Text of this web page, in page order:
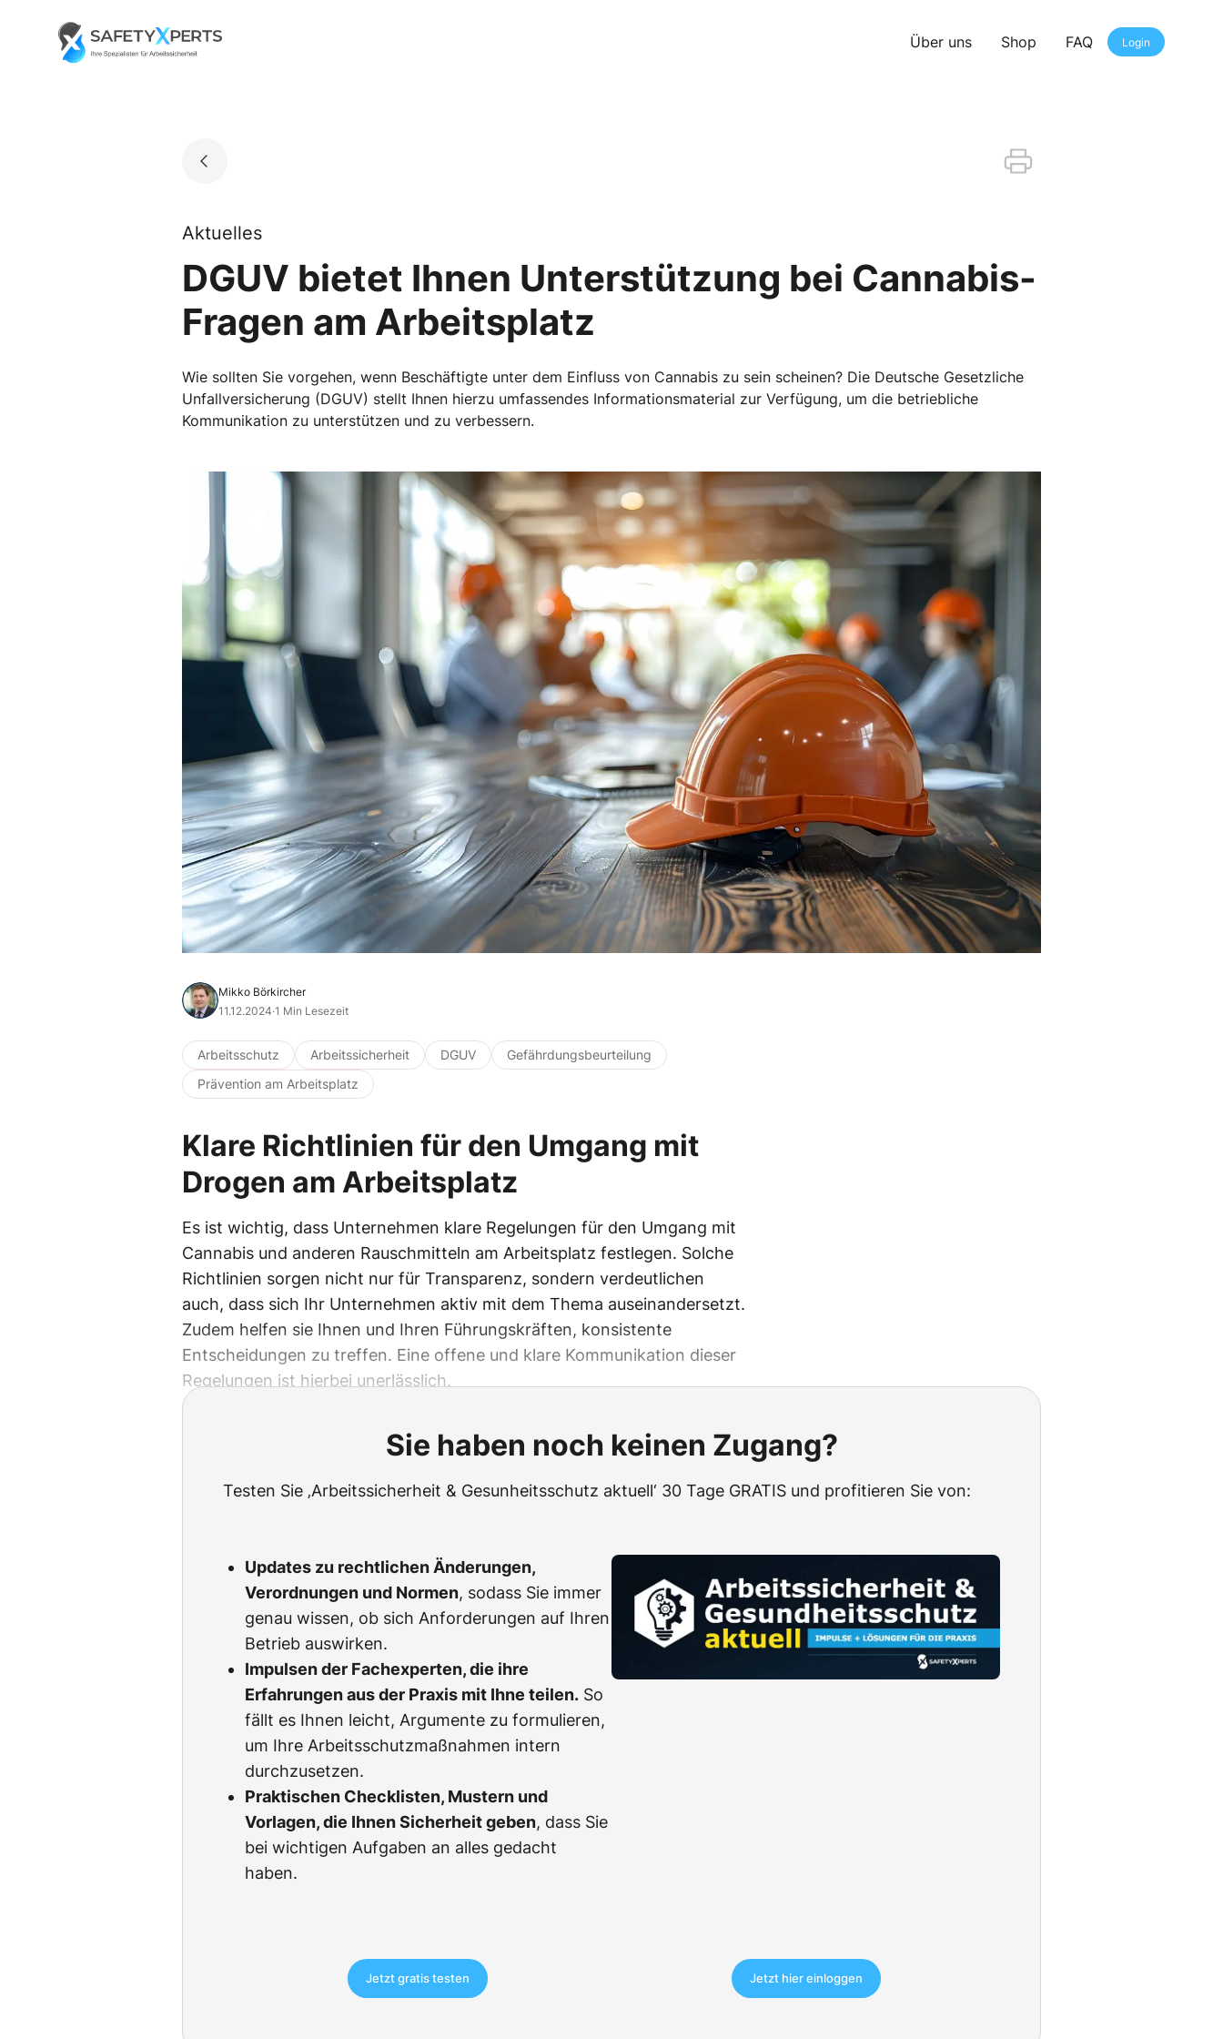
Go to landing page.
Über uns Shop FAQ Login
Aktuelles
DGUV bietet Ihnen Unterstützung bei Cannabis-
Fragen am Arbeitsplatz
Wie sollten Sie vorgehen, wenn Beschäftigte unter dem Einfluss von Cannabis zu sein scheinen? Die Deutsche Gesetzliche
Unfallversicherung (DGUV) stellt Ihnen hierzu umfassendes Informationsmaterial zur Verfügung, um die betriebliche
Kommunikation zu unterstützen und zu verbessern.​
Mikko Börkircher
11.12.2024·1 Min Lesezeit
Arbeitsschutz Arbeitssicherheit DGUV
Gefährdungsbeurteilung
Prävention am Arbeitsplatz
Klare Richtlinien für den Umgang mit
Drogen am Arbeitsplatz
Es ist wichtig, dass Unternehmen klare Regelungen für den Umgang mit
Cannabis und anderen Rauschmitteln am Arbeitsplatz festlegen. Solche
Richtlinien sorgen nicht nur für Transparenz, sondern verdeutlichen
auch, dass sich Ihr Unternehmen aktiv mit dem Thema auseinandersetzt.
Zudem helfen sie Ihnen und Ihren Führungskräften, konsistente
Entscheidungen zu treffen. Eine offene und klare Kommunikation dieser
Regelungen ist hierbei unerlässlich.
Sie haben noch keinen Zugang?
Testen Sie ‚Arbeitssicherheit & Gesunheitsschutz aktuell‘ 30 Tage GRATIS und profitieren Sie von:
Updates zu rechtlichen Änderungen,
Verordnungen und Normen, sodass Sie immer
genau wissen, ob sich Anforderungen auf Ihren
Betrieb auswirken.
Impulsen der Fachexperten, die ihre
Erfahrungen aus der Praxis mit Ihne teilen. So
fällt es Ihnen leicht, Argumente zu formulieren,
um Ihre Arbeitsschutzmaßnahmen intern
durchzusetzen.
Praktischen Checklisten, Mustern und
Vorlagen, die Ihnen Sicherheit geben, dass Sie
bei wichtigen Aufgaben an alles gedacht
haben.
Jetzt gratis testen Jetzt hier einloggen